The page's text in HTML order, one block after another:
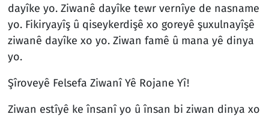
dayîke yo. Ziwanê dayîke tewr vernîye de nasname
yo. Fikiryayîş û qiseykerdişê xo goreyê şuxulnayîşê
ziwanê dayîke xo yo. Ziwan famê û mana yê dinya
yo.
Şîroveyê Felsefa Ziwanî Yê Rojane Yî!
Ziwan estîyê ke însanî yo û însan bi ziwan dinya xo